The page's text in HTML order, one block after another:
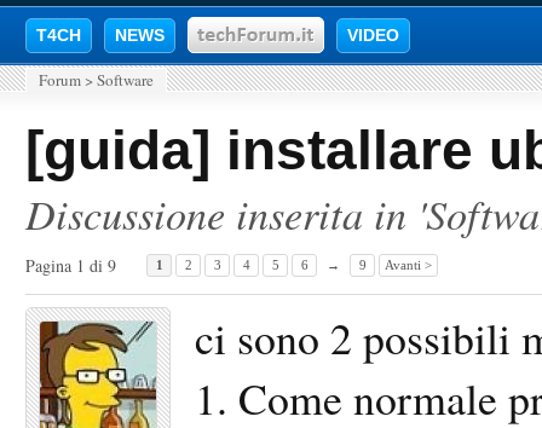
T4CH NEWS VIDEO
Forum > Software
[guida] installare
Discussione inserita in '
Pagina 1 di 9 1 2 3 4 5 6 → 9 Avanti >
ci sono 2 possibili
1. Come normale